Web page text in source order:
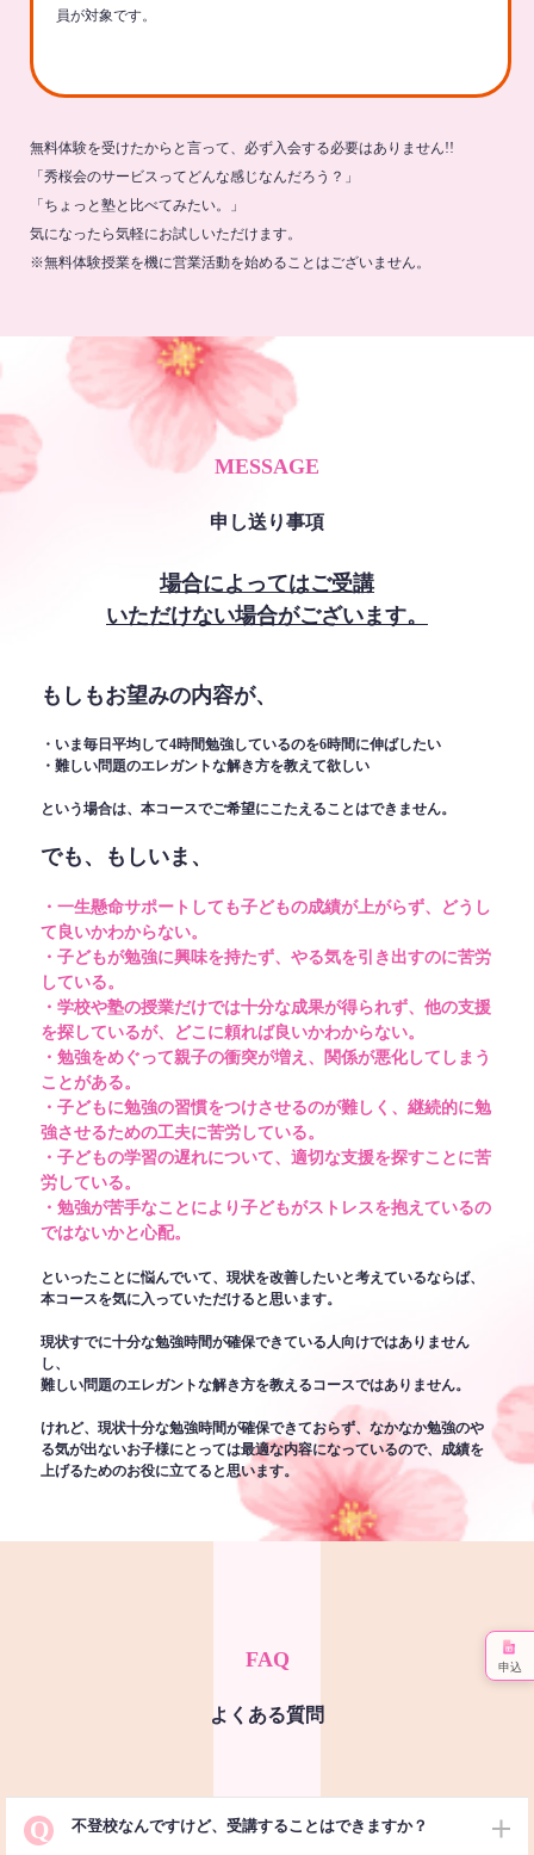
員が対象です。
無料体験を受けたからと言って、必ず入会する必要はありません!!
「秀桜会のサービスってどんな感じなんだろう？」
「ちょっと塾と比べてみたい。」
気になったら気軽にお試しいただけます。
※無料体験授業を機に営業活動を始めることはございません。
MESSAGE
申し送り事項
場合によってはご受講
いただけない場合がございます。
もしもお望みの内容が、
・いま毎日平均して4時間勉強しているのを6時間に伸ばしたい
・難しい問題のエレガントな解き方を教えて欲しい
という場合は、本コースでご希望にこたえることはできません。
でも、もしいま、
・一生懸命サポートしても子どもの成績が上がらず、どうし
て良いかわからない。
・子どもが勉強に興味を持たず、やる気を引き出すのに苦労
している。
・学校や塾の授業だけでは十分な成果が得られず、他の支援
を探しているが、どこに頼れば良いかわからない。
・勉強をめぐって親子の衝突が増え、関係が悪化してしまう
ことがある。
・子どもに勉強の習慣をつけさせるのが難しく、継続的に勉
強させるための工夫に苦労している。
・子どもの学習の遅れについて、適切な支援を探すことに苦
労している。
・勉強が苦手なことにより子どもがストレスを抱えているの
ではないかと心配。
といったことに悩んでいて、現状を改善したいと考えているならば、
本コースを気に入っていただけると思います。
現状すでに十分な勉強時間が確保できている人向けではありません
し、
難しい問題のエレガントな解き方を教えるコースではありません。
けれど、現状十分な勉強時間が確保できておらず、なかなか勉強のや
る気が出ないお子様にとっては最適な内容になっているので、成績を
上げるためのお役に立てると思います。
FAQ
よくある質問
Q 不登校なんですけど、受講することはできますか？
申込